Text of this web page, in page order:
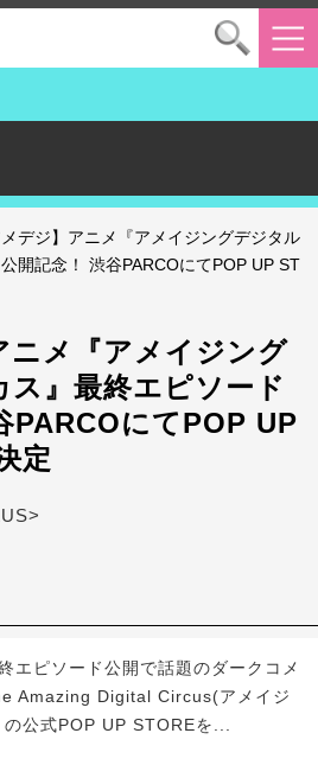
メデジ】アニメ『アメイジングデジタル
開記念！ 渋谷PARCOにてPOP UP ST
ニメ『アメイジング
』最終エピソード
PARCOにてPOP UP
定
エピソード公開で話題のダークコメ
Amazing Digital Circus(アメイジ
公式POP UP STOREを...